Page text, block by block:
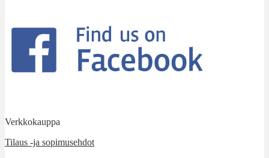
Verkkokauppa
Tilaus -ja sopimusehdot